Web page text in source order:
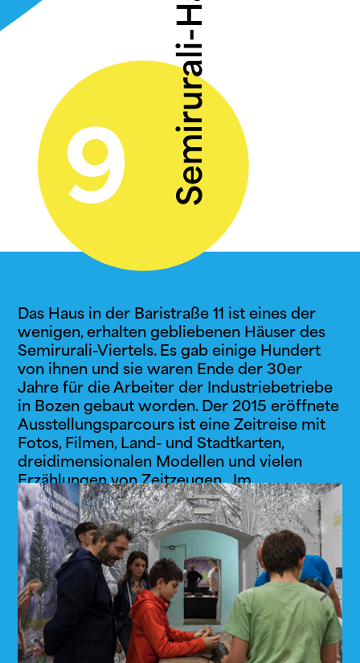
Das Haus in der Baristraße 11 ist eines der
wenigen, erhalten gebliebenen Häuser des
Semirurali-Viertels. Es gab einige Hundert
von ihnen und sie waren Ende der 30er
Jahre für die Arbeiter der Industriebetriebe
in Bozen gebaut worden. Der 2015 eröffnete
Ausstellungsparcours ist eine Zeitreise mit
Fotos, Filmen, Land- und Stadtkarten,
dreidimensionalen Modellen und vielen
Erzählungen von Zeitzeugen.Im
Semiruralipark befindet sich die
mittelalterliche archäologische Fundstätte
St. Maria in der Au.
Zum Programm